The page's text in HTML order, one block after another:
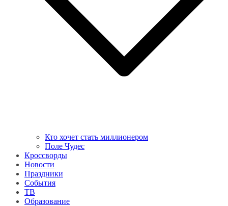
Кто хочет стать миллионером
Поле Чудес
Кроссворды
Новости
Праздники
События
ТВ
Образование